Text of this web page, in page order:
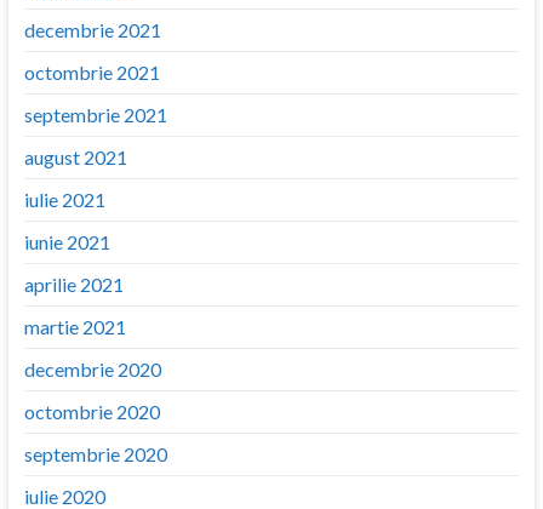
decembrie 2021
octombrie 2021
septembrie 2021
august 2021
iulie 2021
iunie 2021
aprilie 2021
martie 2021
decembrie 2020
octombrie 2020
septembrie 2020
iulie 2020